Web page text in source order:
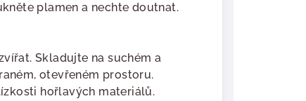
plamen a nechte doutnat.
Skladujte na suchém a
otevřeném prostoru.
hořlavých materiálů.